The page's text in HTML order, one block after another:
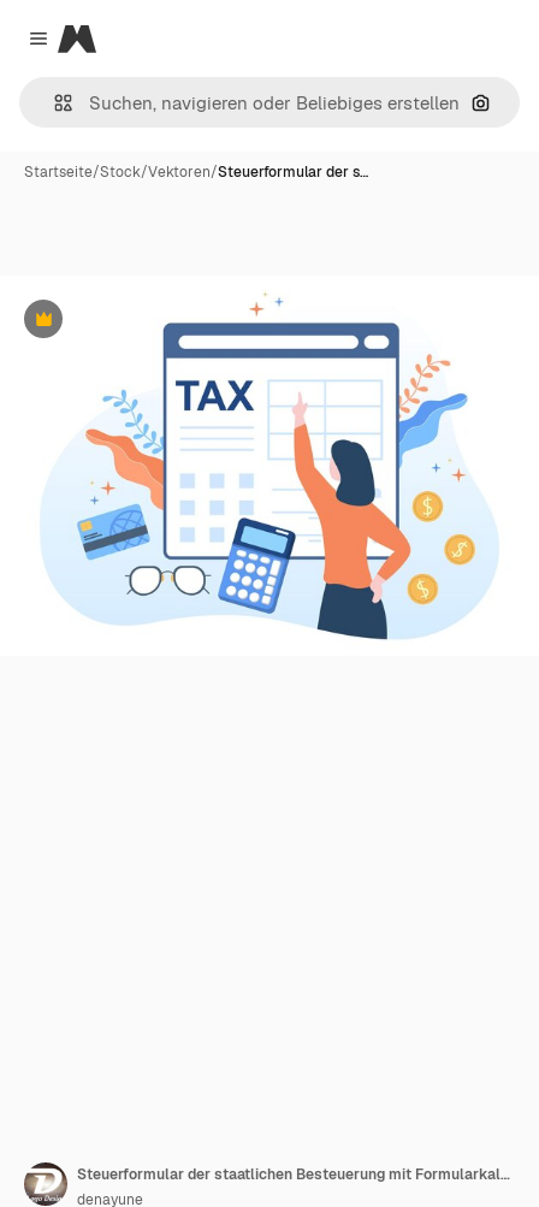
Close menu
Magnific
Nach
Startseite/Stock/Vektoren/Steuerformular der s…
Premium
Steuerformular der staatlichen Besteuerung mit Formularkalender-Audit-Rechner oder Analyse zur Buchhaltung und Zahlung in flacher Hintergrundillustration
denayune